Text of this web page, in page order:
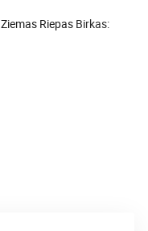
Ziemas Riepas Birkas: